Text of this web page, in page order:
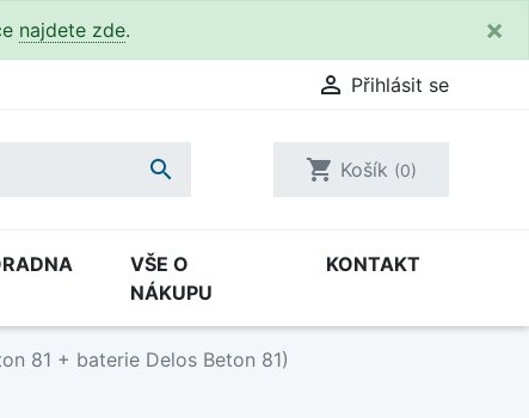
najdete zde. ×
 Přihlásit se
 shopping_cart Košík (0)
VŠE O
NÁKUPU
KONTAKT
81 + baterie Delos Beton 81)